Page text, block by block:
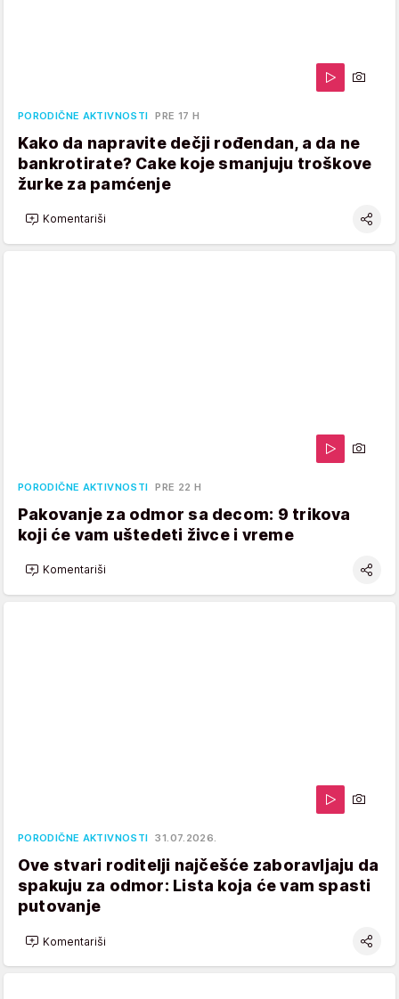
PORODIČNE AKTIVNOSTI PRE 17 H
Kako da napravite dečji rođendan, a da ne
bankrotirate? Cake koje smanjuju troškove
žurke za pamćenje
Komentariši
PORODIČNE AKTIVNOSTI PRE 22 H
Pakovanje za odmor sa decom: 9 trikova
koji će vam uštedeti živce i vreme
Komentariši
PORODIČNE AKTIVNOSTI 31.07.2026.
Ove stvari roditelji najčešće zaboravljaju da
spakuju za odmor: Lista koja će vam spasti
putovanje
Komentariši